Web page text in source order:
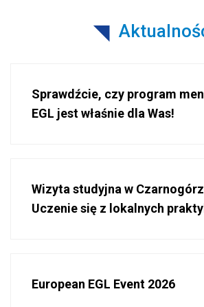
Sprawdźcie, czy program
EGL jest właśnie dla Was!
Wizyta studyjna w
Uczenie się z lokalnych
European EGL Event 2026